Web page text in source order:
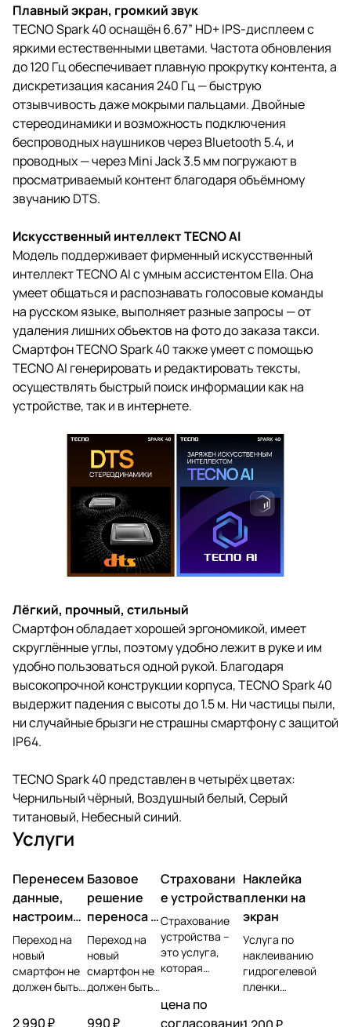
Плавный экран, громкий звук
TECNO Spark 40 оснащён 6.67” HD+ IPS-дисплеем с
яркими естественными цветами. Частота обновления
до 120 Гц обеспечивает плавную прокрутку контента, а
дискретизация касания 240 Гц — быструю
отзывчивость даже мокрыми пальцами. Двойные
стереодинамики и возможность подключения
беспроводных наушников через Bluetooth 5.4, и
проводных — через Mini Jack 3.5 мм погружают в
просматриваемый контент благодаря объёмному
звучанию DTS.
Искусственный интеллект TECNO AI
Модель поддерживает фирменный искусственный
интеллект TECNO AI с умным ассистентом Ella. Она
умеет общаться и распознавать голосовые команды
на русском языке, выполняет разные запросы — от
удаления лишних объектов на фото до заказа такси.
Смартфон TECNO Spark 40 также умеет с помощью
TECNO AI генерировать и редактировать тексты,
осуществлять быстрый поиск информации как на
устройстве, так и в интернете.
Лёгкий, прочный, стильный
Смартфон обладает хорошей эргономикой, имеет
скруглённые углы, поэтому удобно лежит в руке и им
удобно пользоваться одной рукой. Благодаря
высокопрочной конструкции корпуса, TECNO Spark 40
выдержит падения с высоты до 1.5 м. Ни частицы пыли,
ни случайные брызги не страшны смартфону с защитой
IP64.
TECNO Spark 40 представлен в четырёх цветах:
Чернильный чёрный, Воздушный белый, Серый
титановый, Небесный синий.
Услуги
Перенесем
данные,
настроим
учетную
запись,
установим
ПО
Переход на
новый
смартфон не
должен быть
болью.
2 990 ₽
Базовое
решение
переноса и
настройки
Переход на
новый
смартфон не
должен быть
болью.
990 ₽
Страховани
е устройства
Страхование
устройства –
это услуга,
которая
защитить
владельца
цена по
согласованию
Наклейка
пленки на
экран
Услуга по
наклеиванию
гидрогелевой
пленки
собой процесс